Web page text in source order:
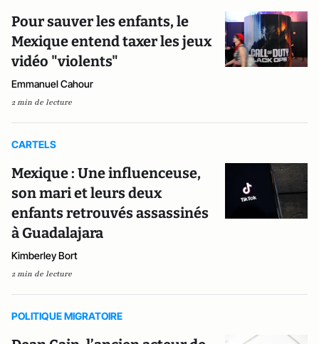
Pour sauver les enfants, le
Mexique entend taxer les jeux
vidéo "violents"
Emmanuel Cahour
2 min de lecture
CARTELS
Mexique : Une influenceuse,
son mari et leurs deux
enfants retrouvés assassinés
à Guadalajara
Kimberley Bort
2 min de lecture
POLITIQUE MIGRATOIRE